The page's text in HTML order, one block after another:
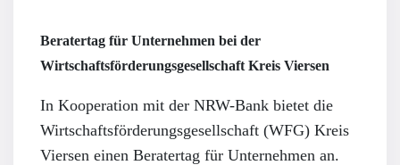
Beratertag für Unternehmen bei der
Wirtschaftsförderungsgesellschaft Kreis Viersen
In Kooperation mit der NRW-Bank bietet die
Wirtschaftsförderungsgesellschaft (WFG) Kreis
Viersen einen Beratertag für Unternehmen an.